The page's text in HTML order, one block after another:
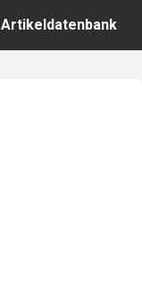
Artikeldatenbank